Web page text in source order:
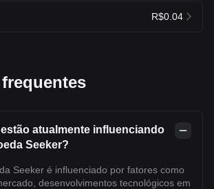
R$0.04
atualmente influenciando
Seeker?
Seeker é influenciado por fatores como
desenvolvimentos tecnológicos em